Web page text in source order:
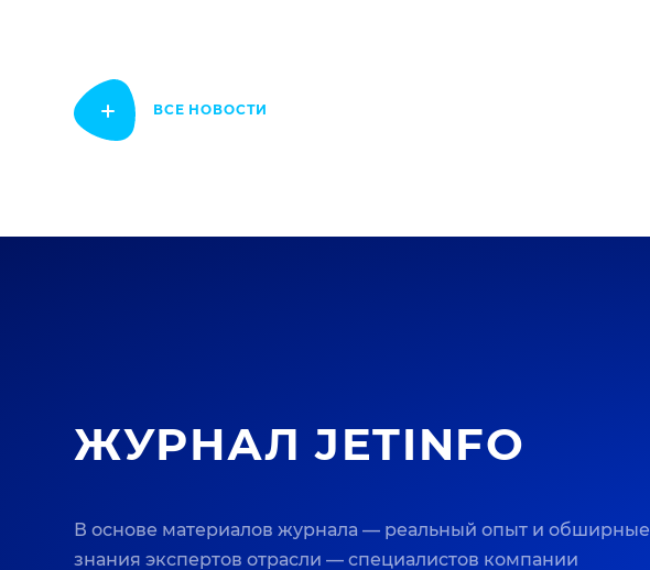
ВСЕ НОВОСТИ
ЖУРНАЛ JETINFO
В основе материалов журнала — реальный опыт и обширные
знания экспертов отрасли — специалистов компании